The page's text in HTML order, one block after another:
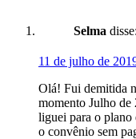
Selma disse:
11 de julho de
Olá! Fui demitida
momento Julho de
liguei para o plano
o convênio sem